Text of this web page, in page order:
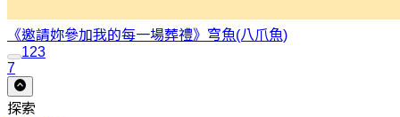
《邀請妳參加我的每一場葬禮》 穹魚(八爪魚)
123
7
探索